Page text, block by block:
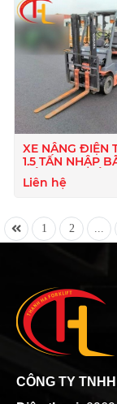
XE NÂNG ĐIỆN
1.5 TẤN NHẬP
TỐT ( TẠM HẾT
Liên hệ
1 2
CÔNG TY